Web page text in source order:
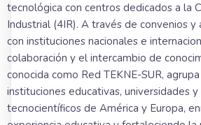
tecnológica con centros dedicados a la
Industrial (4IR). A través de convenios y
con instituciones nacionales e
colaboración y el intercambio de
conocida como Red TEKNE-SUR,
instituciones educativas, universidades
tecnocientíficos de América y Europa,